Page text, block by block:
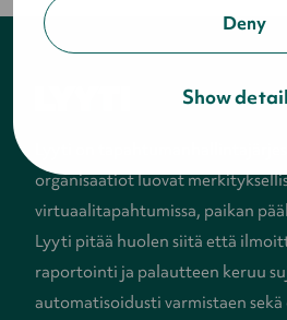
Deny
Show
organisaatiot luovat
virtuaalitapahtumissa, paikan
Lyyti pitää huolen siitä että
raportointi ja palautteen keruu
automatisoidusti varmistaen